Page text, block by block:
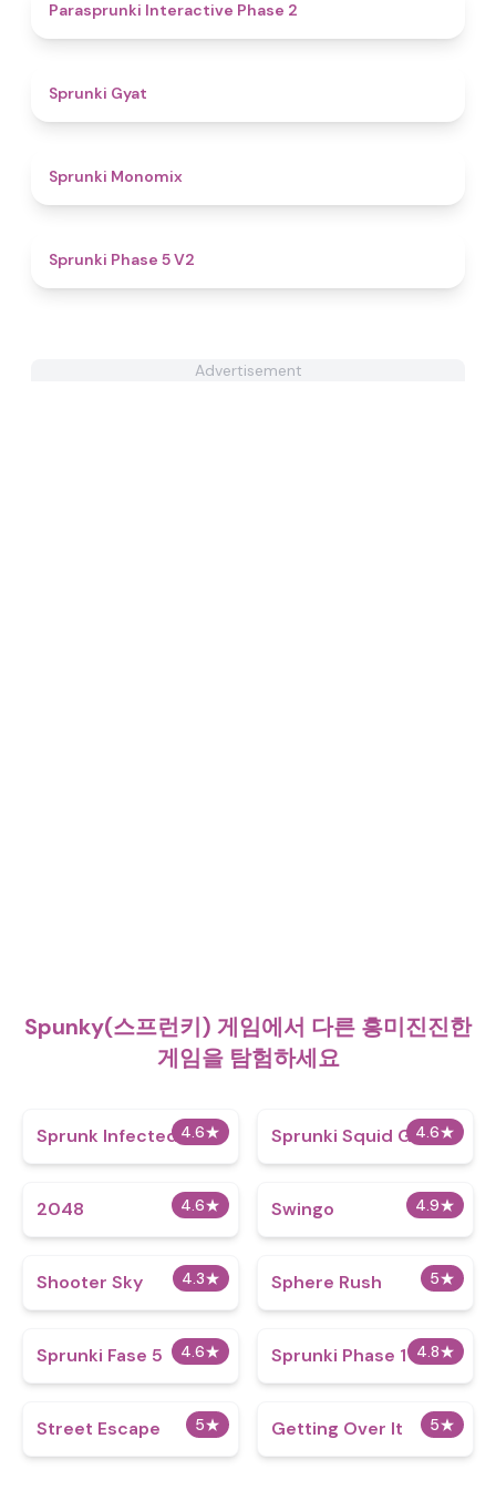
Parasprunki Interactive Phase 2
Sprunki Gyat
Sprunki Monomix
Sprunki Phase 5 V2
Advertisement
Spunky(스프런키) 게임에서 다른 흥미진진한
게임을 탐험하세요
4.6★
Sprunk Infected 3 4.6★
Sprunki Squid Game
4.6★
2048 4.9★
Swingo
4.3★
Shooter Sky 5★
Sphere Rush
4.6★
Sprunki Fase 5 4.8★
Sprunki Phase 1
5★
Street Escape 5★
Getting Over It